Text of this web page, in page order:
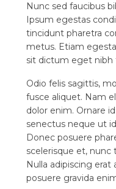
Nunc sed faucibus
Ipsum egestas
tincidunt pharetra
metus. Etiam
sit dictum eget nibh
Odio felis sagittis,
fusce aliquet. Nam
dolor enim. Ornare
senectus neque ut
Donec posuere
scelerisque et, nunc
Nulla adipiscing
posuere gravida